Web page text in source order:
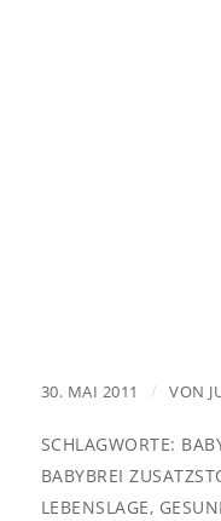
30. MAI 2011 / VON
SCHLAGWORTE:
BABYBREI
LEBENSLAGE,